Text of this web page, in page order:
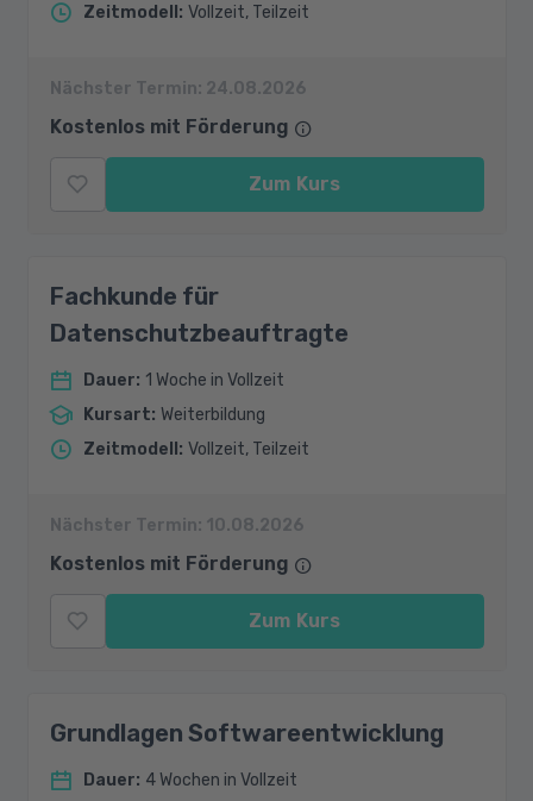
Zeitmodell : Vollzeit, Teilzeit
Nächster Termin: 24.08.2026
Kostenlos mit Förderung
Zum Kurs
Fachkunde für
Datenschutzbeauftragte
Dauer: 1 Woche in Vollzeit
Kursart: Weiterbildung
Zeitmodell : Vollzeit, Teilzeit
Nächster Termin: 10.08.2026
Kostenlos mit Förderung
Zum Kurs
Grundlagen Softwareentwicklung
Dauer: 4 Wochen in Vollzeit